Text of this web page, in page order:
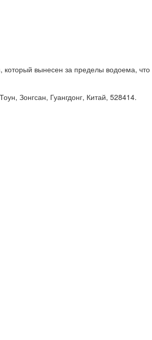
вынесен за пределы водоема,
Зонгсан, Гуангдонг, Китай, 528414.